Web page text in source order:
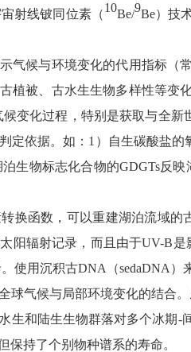
射线铍同位素（10Be/9Be）技
候与环境变化的代用指标（常
植被、古水生生物多样性等
变化过程，特别是获取与全
定依据。如：1）自生碳酸盐的
生物标志化合物的GDGTs反
函数，可以重建湖泊流域的
阳辐射记录，而且由于UV-B
使用沉积古DNA（sedaDNA
球气候与局部环境变化的结合
生和陆生生物群落对多个冰期
保持了个别物种谱系的寿命。